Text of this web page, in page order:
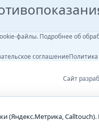
файлы. Подробнее об
соглашениеПолитика
Сайт
(Яндекс.Метрика,